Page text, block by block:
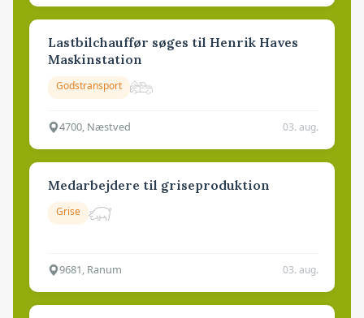
Lastbilchauffør søges til Henrik Haves
Maskinstation
Godstransport
4700, Næstved 03. aug.
Medarbejdere til griseproduktion
Grise
9681, Ranum 03. aug.